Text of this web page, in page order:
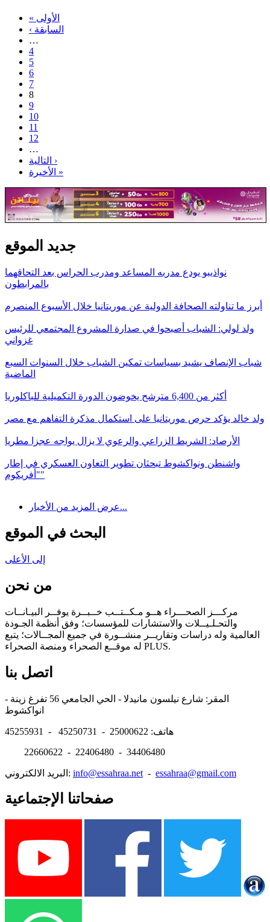
« الأولى
‹ السابقة
…
4
5
6
7
8
9
10
11
12
…
التالية ›
الأخيرة »
جديد الموقع
نواذيبو يودع مدربه المساعد ومدرب الحراس بعد التحاقهما
بالمرابطون
أبرز ما تناولته الصحافة الدولية عن موريتانيا خلال الأسبوع المنصرم
ولد لولي: الشباب أصبحوا في صدارة المشروع المجتمعي للرئيس
غزواني
شباب الإنصاف يشيد بسياسات تمكين الشباب خلال السنوات السبع
الماضية
أكثر من 6,400 مترشح يخوضون الدورة التكميلية للباكلوريا
ولد خالد يؤكد حرص موريتانيا على استكمال مذكرة التفاهم مع مصر
الأرصاد: الشريط الزراعي والرعوي لا يزال يواجه عجزا مطريا
واشنطن ونواكشوط تبحثان تطوير التعاون العسكري في إطار
"أفريكوم"
عرض المزيد من الأخبار...
البحث في الموقع
إلى الأعلى
من نحن
مركـــز الصحـــراء هــو مـكــتــب خــبــرة يوفــر البيـانــات
والتحـلـيــلات والاستشارات للمؤسسات؛ وفق أنظمة الجـودة
العالمية وله دراسات وتقاريــر منشــورة في جميع المجــالات؛ يتبع
له موقــع الصحراء ومنصة الصحراء PLUS.
اتصل بنا
المقر: شارع نيلسون مانيدلا - الحي الجامعي 56 تفرغ زينة -
هاتف: 25000622 - 45250731 - 45255931
22660622 - 22406480 - 34406480
البريد الالكتروني: info@essahraa.net - essahraa@gmail.com
صفحاتنا الإجتماعية